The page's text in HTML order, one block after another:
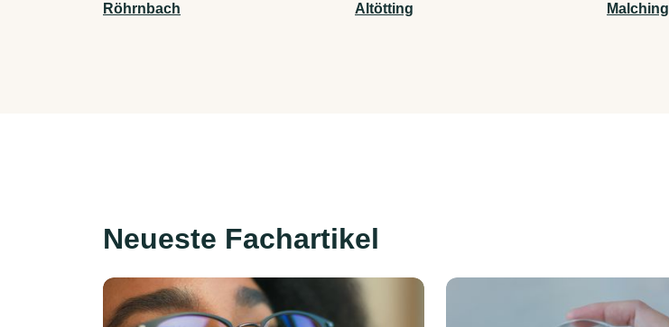
Röhrnbach Altötting Malching
Neueste Fachartikel